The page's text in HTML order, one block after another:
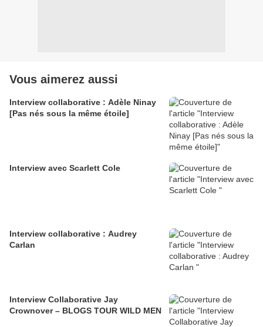
Vous aimerez aussi
Interview collaborative : Adèle Ninay
[Pas nés sous la même étoile]
Interview avec Scarlett Cole
Interview collaborative : Audrey
Carlan
Interview Collaborative Jay
Crownover – BLOGS TOUR WILD MEN